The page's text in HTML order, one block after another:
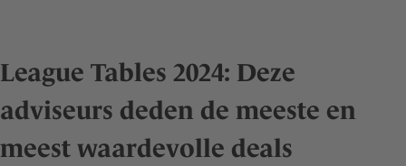
League Tables 2024: Deze
adviseurs deden de meeste en
meest waardevolle deals